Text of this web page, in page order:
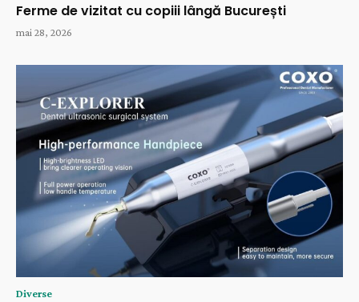
Ferme de vizitat cu copiii lângă București
mai 28, 2026
Diverse